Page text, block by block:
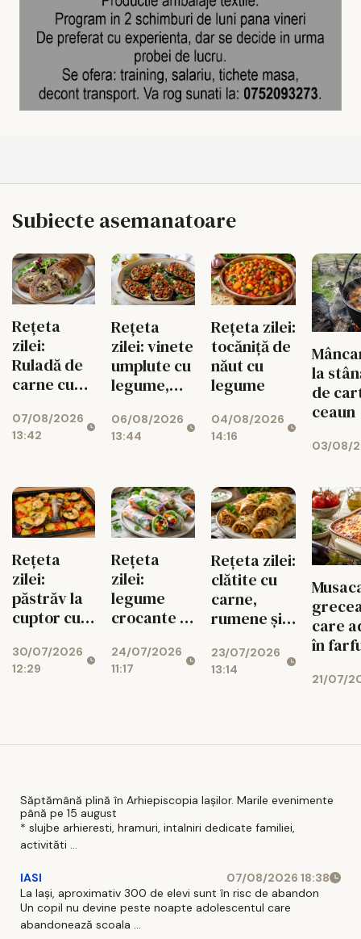
Subiecte asemanatoare
Rețeta
zilei:
Ruladă de
carne cu
dovlecei și
mozzarella
07/08/2026
13:42
Rețeta
zilei: vinete
umplute cu
legume,
de post
06/08/2026
13:44
Rețeta zilei:
tocăniță de
năut cu
legume
04/08/2026
14:16
la
de
ceaun
03/08/
Rețeta
zilei:
păstrăv la
cuptor cu
vară
30/07/2026
12:29
Rețeta
zilei:
legume
crocante în
gata rapid
24/07/2026
11:17
Rețeta zilei:
clătite cu
carne,
rumene și
23/07/2026
13:14
care
în
21/07/
Săptămână plină în Arhiepiscopia Iașilor. Marile evenimente
până pe 15 august
* slujbe arhieresti, hramuri, intalniri dedicate familiei,
activităti ...
IASI
07/08/2026 18:38
La Iași, aproximativ 300 de elevi sunt în risc de abandon
Un copil nu devine peste noapte adolescentul care
abandonează scoala ...